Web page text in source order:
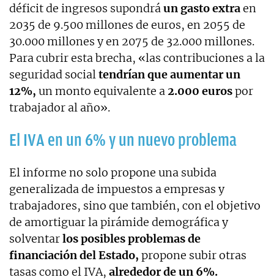
déficit de ingresos supondráun gasto extraen
2035 de 9.500 millones de euros, en 2055 de
30.000 millones y en 2075 de 32.000 millones.
Para cubrir esta brecha, «las contribuciones a la
seguridad socialtendrían que aumentar un
12%, un monto equivalente a2.000 eurospor
trabajador al año».
El IVA en un 6% y un nuevo problema
El informe no solo propone una subida
generalizada de impuestos a empresas y
trabajadores, sino que también, con el objetivo
de amortiguar la pirámide demográfica y
solventarlos posibles problemas de
financiación del Estado, propone subir otras
tasas como el IVA, alrededor de un 6%.